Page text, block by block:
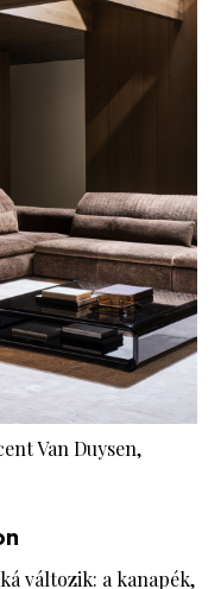
Van Duysen,
változik: a kanapék,